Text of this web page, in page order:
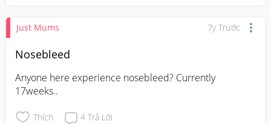
Just Mums 7y Trước
Nosebleed
Anyone here experience nosebleed? Currently
17weeks..
Thích 4 Trả Lời